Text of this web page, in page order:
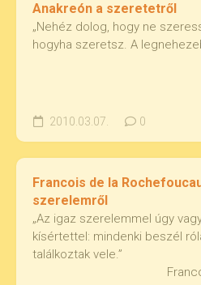
Anakreón a szeretetről
„Nehéz dolog, hogy ne
hogyha szeretsz. A
2010.03.07. 0
Francois de la
szerelemről
„Az igaz szerelemmel úgy
kísértettel: mindenki beszél
találkoztak vele.”